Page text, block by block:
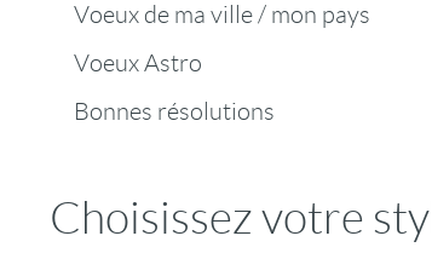
Voeux de ma ville / mon pays
Voeux Astro
Bonnes résolutions
Choisissez votre